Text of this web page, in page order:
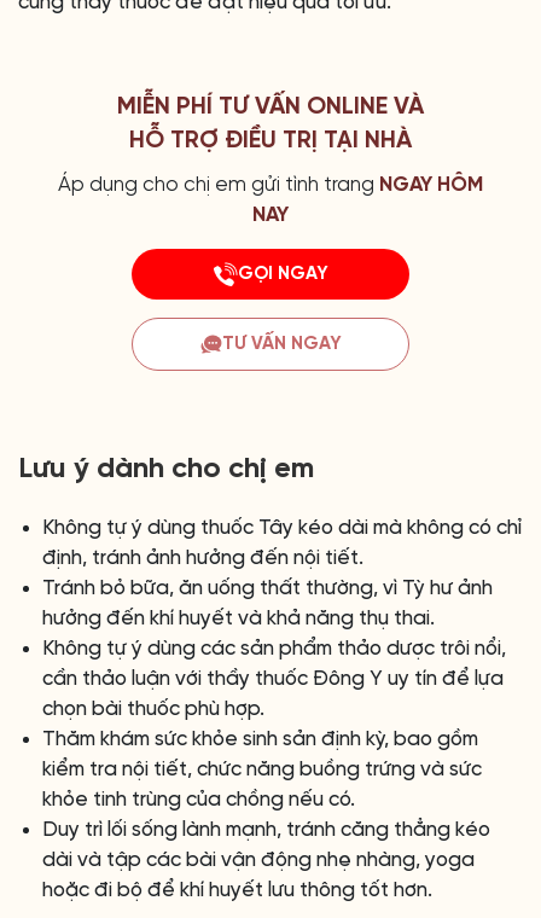
MIỄN PHÍ TƯ VẤN ONLINE VÀ
HỖ TRỢ ĐIỀU TRỊ TẠI NHÀ
Áp dụng cho chị em gửi tình trang NGAY HÔM
NAY
GỌI NGAY
TƯ VẤN NGAY
Lưu ý dành cho chị em
Không tự ý dùng thuốc Tây kéo dài mà không có chỉ
định, tránh ảnh hưởng đến nội tiết.
Tránh bỏ bữa, ăn uống thất thường, vì Tỳ hư ảnh
hưởng đến khí huyết và khả năng thụ thai.
Không tự ý dùng các sản phẩm thảo dược trôi nổi,
cần thảo luận với thầy thuốc Đông Y uy tín để lựa
chọn bài thuốc phù hợp.
Thăm khám sức khỏe sinh sản định kỳ, bao gồm
kiểm tra nội tiết, chức năng buồng trứng và sức
khỏe tinh trùng của chồng nếu có.
Duy trì lối sống lành mạnh, tránh căng thẳng kéo
dài và tập các bài vận động nhẹ nhàng, yoga
hoặc đi bộ để khí huyết lưu thông tốt hơn.